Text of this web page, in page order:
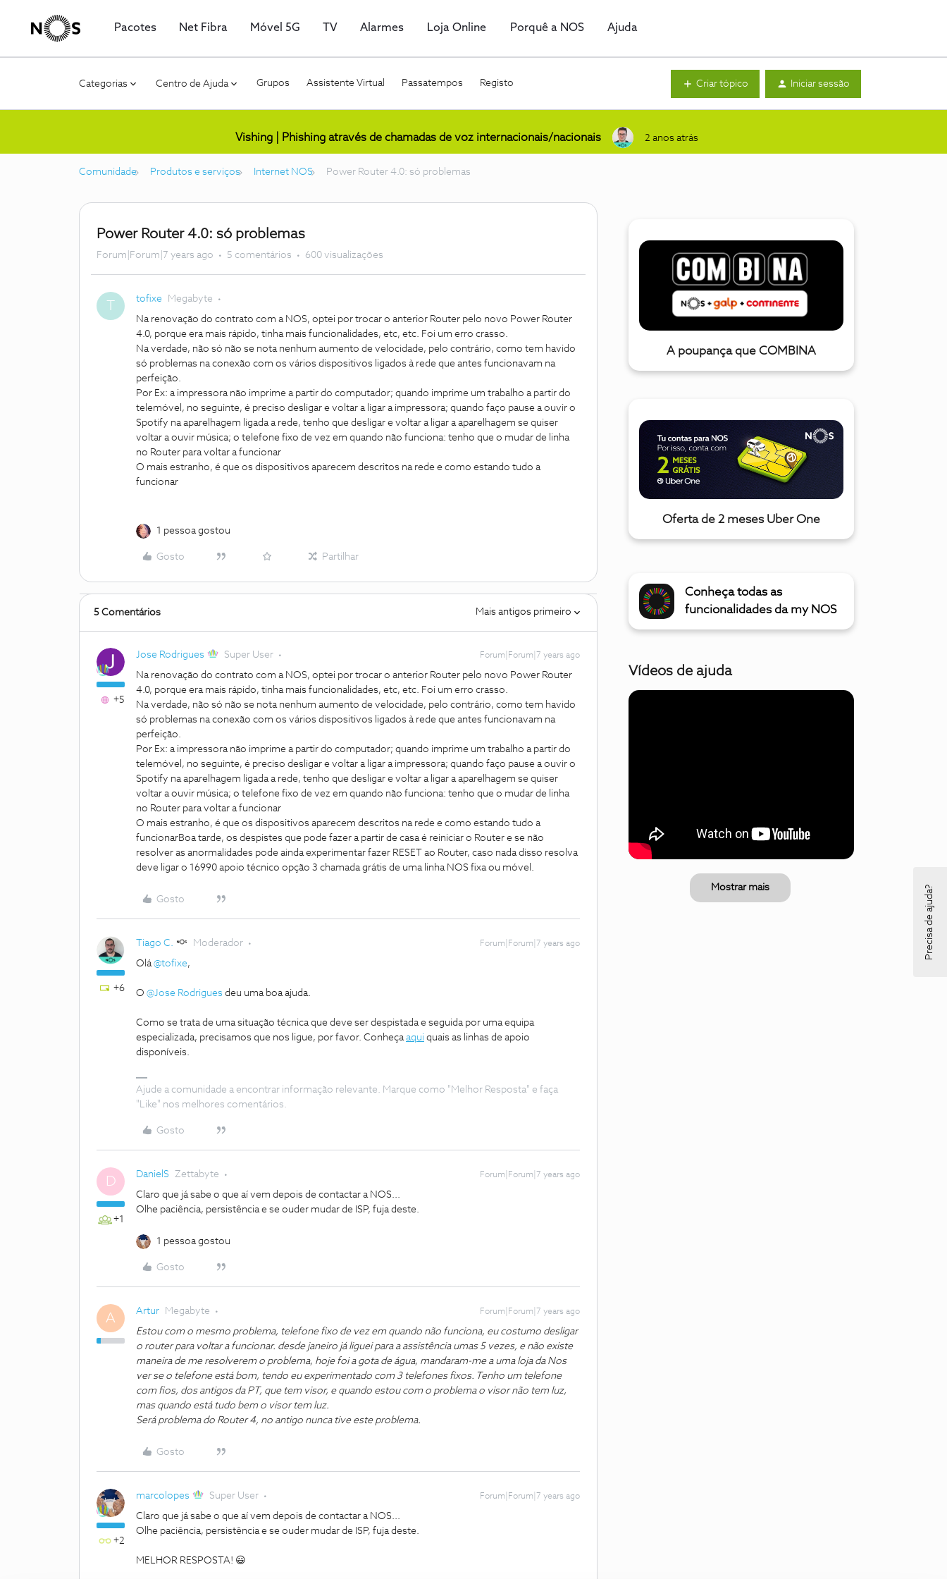
Pacotes Net Fibra Móvel 5G TV Alarmes Loja Online Porquê a NOS Ajuda
Categorias Centro de Ajuda Grupos Assistente Virtual Passatempos Registo Criar tópico Iniciar sessão
Vishing | Phishing através de chamadas de voz internacionais/nacionais 2 anos atrás
Comunidade Produtos e serviços Internet NOS Power Router 4.0: só problemas
Power Router 4.0: só problemas
Forum|Forum|7 years ago 5 comentários 600 visualizações
tofixe Megabyte
Na renovação do contrato com a NOS, optei por trocar o anterior Router pelo novo Power Router
4.0, porque era mais rápido, tinha mais funcionalidades, etc, etc. Foi um erro crasso.
Na verdade, não só não se nota nenhum aumento de velocidade, pelo contrário, como tem havido
só problemas na conexão com os vários dispositivos ligados à rede que antes funcionavam na
perfeição.
Por Ex: a impressora não imprime a partir do computador; quando imprime um trabalho a partir do
telemóvel, no seguinte, é preciso desligar e voltar a ligar a impressora; quando faço pause a ouvir o
Spotify na aparelhagem ligada a rede, tenho que desligar e voltar a ligar a aparelhagem se quiser
voltar a ouvir música; o telefone fixo de vez em quando não funciona: tenho que o mudar de linha
no Router para voltar a funcionar
O mais estranho, é que os dispositivos aparecem descritos na rede e como estando tudo a
funcionar
1 pessoa gostou
Gosto Partilhar
5 Comentários Mais antigos primeiro
+5
Jose Rodrigues Super User Forum|Forum|7 years ago
Na renovação do contrato com a NOS, optei por trocar o anterior Router pelo novo Power Router
4.0, porque era mais rápido, tinha mais funcionalidades, etc, etc. Foi um erro crasso.
Na verdade, não só não se nota nenhum aumento de velocidade, pelo contrário, como tem havido
só problemas na conexão com os vários dispositivos ligados à rede que antes funcionavam na
perfeição.
Por Ex: a impressora não imprime a partir do computador; quando imprime um trabalho a partir do
telemóvel, no seguinte, é preciso desligar e voltar a ligar a impressora; quando faço pause a ouvir o
Spotify na aparelhagem ligada a rede, tenho que desligar e voltar a ligar a aparelhagem se quiser
voltar a ouvir música; o telefone fixo de vez em quando não funciona: tenho que o mudar de linha
no Router para voltar a funcionar
O mais estranho, é que os dispositivos aparecem descritos na rede e como estando tudo a
funcionarBoa tarde, os despistes que pode fazer a partir de casa é reiniciar o Router e se não
resolver as anormalidades pode ainda experimentar fazer RESET ao Router, caso nada disso resolva
deve ligar o 16990 apoio técnico opção 3 chamada grátis de uma linha NOS fixa ou móvel.
Gosto
+6
Tiago C. Moderador Forum|Forum|7 years ago
Olá@tofixe,
O @Jose Rodrigues deu uma boa ajuda.
Como se trata de uma situação técnica que deve ser despistada e seguida por uma equipa
especializada, precisamos que nos ligue, por favor. Conheçaaqui quais as linhas de apoio
disponíveis.
Ajude a comunidade a encontrar informação relevante. Marque como "Melhor Resposta" e faça
"Like" nos melhores comentários.
Gosto
D
+1
DanielS Zettabyte Forum|Forum|7 years ago
Claro que já sabe o que aí vem depois de contactar a NOS...
Olhe paciência, persistência e se ouder mudar de ISP, fuja deste.
1 pessoa gostou
Gosto
A Artur Megabyte Forum|Forum|7 years ago
Estou com o mesmo problema, telefone fixo de vez em quando não funciona, eu costumo desligar
o router para voltar a funcionar. desde janeiro já liguei para a assistência umas 5 vezes, e não existe
maneira de me resolverem o problema, hoje foi a gota de água, mandaram-me a uma loja da Nos
ver se o telefone está bom, tendo eu experimentado com 3 telefones fixos. Tenho um telefone
com fios, dos antigos da PT, que tem visor, e quando estou com o problema o visor não tem luz,
mas quando está tudo bem o visor tem luz.
Será problema do Router 4, no antigo nunca tive este problema.
Gosto
+2
marcolopes Super User Forum|Forum|7 years ago
Claro que já sabe o que aí vem depois de contactar a NOS...
Olhe paciência, persistência e se ouder mudar de ISP, fuja deste.
MELHOR RESPOSTA! 😃
A poupança que COMBINA
Oferta de 2 meses Uber One
Conheça todas as
funcionalidades da my NOS
Vídeos de ajuda
Mostrar mais Precisa de ajuda?